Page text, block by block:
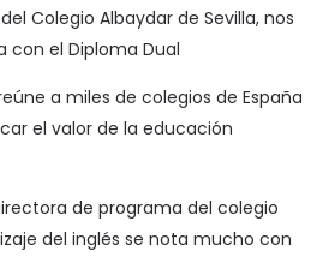
Colegio Albaydar de Sevilla, nos
con el Diploma Dual
a miles de colegios de España
el valor de la educación
de programa del colegio
del inglés se nota mucho con